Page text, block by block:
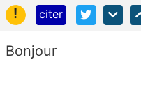
!
citer
Bonjour